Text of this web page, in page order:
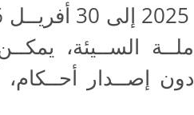
الســيئة،
دون إصــدار